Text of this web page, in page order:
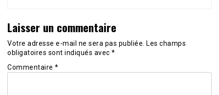
Laisser un commentaire
Votre adresse e-mail ne sera pas publiée.
Les champs
obligatoires sont indiqués avec *
Commentaire *